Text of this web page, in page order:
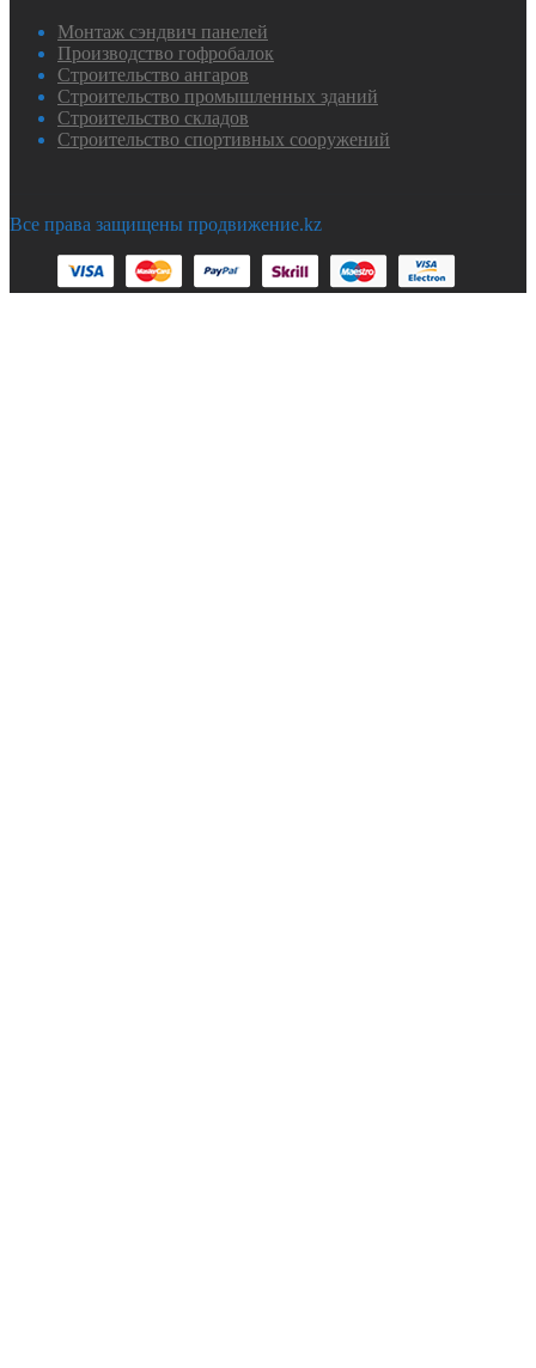
Монтаж сэндвич панелей
Производство гофробалок
Строительство ангаров
Строительство промышленных зданий
Строительство складов
Строительство спортивных сооружений
Все права защищены продвижение.kz